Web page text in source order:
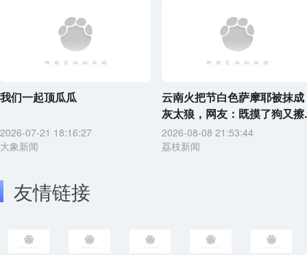
我们一起顶瓜瓜
2026-07-21 18:16:27
大象新闻
云南火把节白色萨摩耶被抹成
灰太狼，网友：既摸了狗又擦
2026-08-08 21:53:44
荔枝新闻
友情链接